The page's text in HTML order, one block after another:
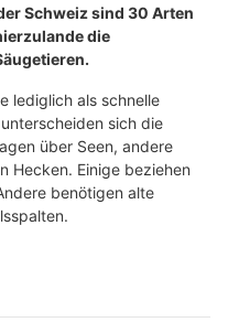
Schweiz sind 30 Arten
die
lediglich als schnelle
sich die
über Seen, andere
Hecken. Einige beziehen
benötigen alte